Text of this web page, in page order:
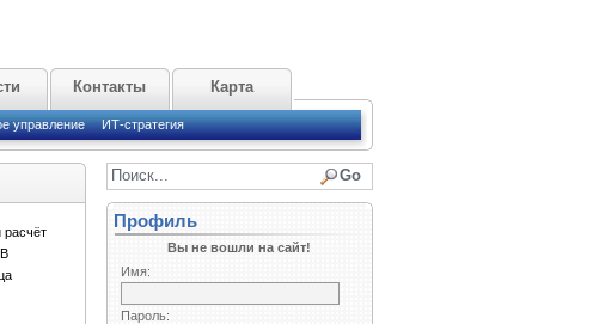
Контакты Карта
управление ИТ-стратегия
Профиль
Вы не вошли на сайт!
Имя:
Пароль: